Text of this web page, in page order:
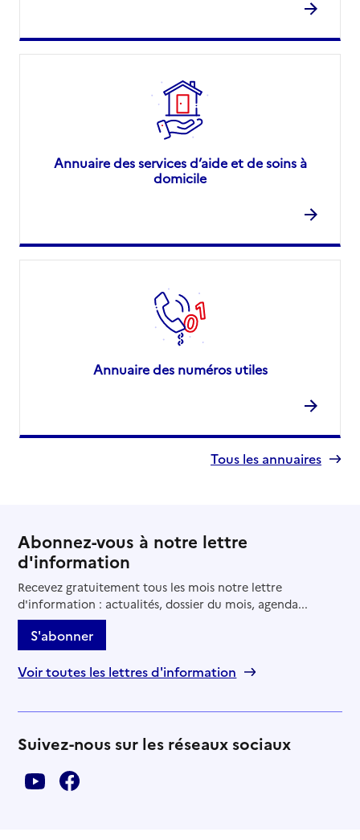
Annuaire des services d’aide et de soins à
domicile
Annuaire des numéros utiles
Tous les annuaires
Abonnez-vous à notre lettre
d'information
Recevez gratuitement tous les mois notre lettre
d'information : actualités, dossier du mois, agenda...
S'abonner
Voir toutes les lettres d'information
Suivez-nous sur les réseaux sociaux